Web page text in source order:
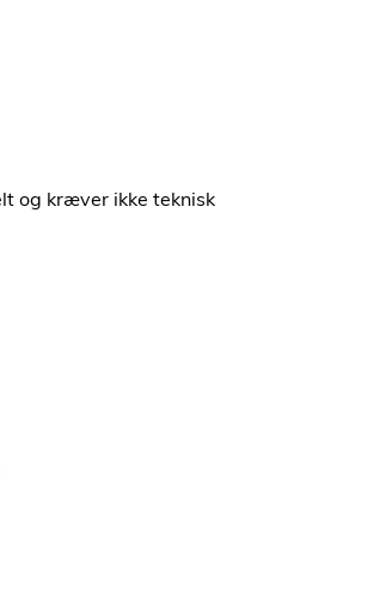
og kræver ikke teknisk